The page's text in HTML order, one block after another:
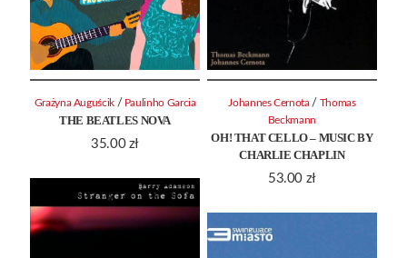
THE BEATLES NOVA
35.00 zł
Grażyna Auguścik / Paulinho Garcia
OH! THAT CELLO – MUSIC BY
CHARLIE CHAPLIN
53.00 zł
Johannes Cernota / Thomas
Beckmann